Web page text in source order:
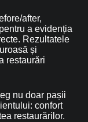
after,
a evidenția
Rezultatele
și
restaurări
nu doar pașii
confort
restaurărilor.